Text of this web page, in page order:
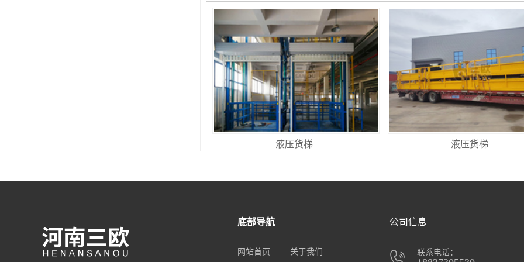
液压货梯 液压货梯
底部导航
网站首页 关于我们
公司信息
联系电话：